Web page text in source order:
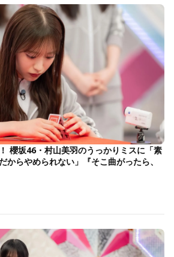
櫻坂46・村山美羽のうっかりミスに「素
からやめられない」『そこ曲がったら、